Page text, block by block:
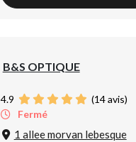
B&S OPTIQUE
4.9 (14avis)
Fermé
1 allee morvan lebesque